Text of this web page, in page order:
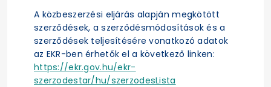
A közbeszerzési eljárás alapján megkötött
szerződések, a szerződésmódosítások és a
szerződések teljesítésére vonatkozó adatok
az EKR-ben érhetők el a következő linken:
https://ekr.gov.hu/ekr-
szerzodestar/hu/szerzodesLista